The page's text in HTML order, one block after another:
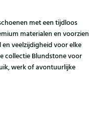
met een tijdloos
materialen en voorzien
veelzijdigheid voor elke
collectie Blundstone voor
werk of avontuurlijke